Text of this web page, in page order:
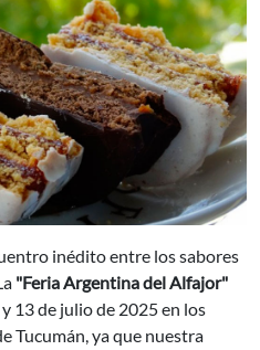
inédito entre los sabores
"Feria Argentina del Alfajor"
13 de julio de 2025 en los
Tucumán, ya que nuestra